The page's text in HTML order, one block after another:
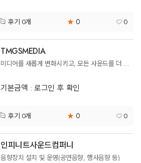
후기 0개 ★ 0 0
TMGSMEDIA
미디어를 새롭게 변화시키고, 모든 사운드를 더 가치 있게 만듭니다.
기본금액 : 로그인 후 확인
후기 0개 ★ 0 0
인피니트사운드컴퍼니
음향장치 설치 및 운영(공연음향, 행사음향 등)